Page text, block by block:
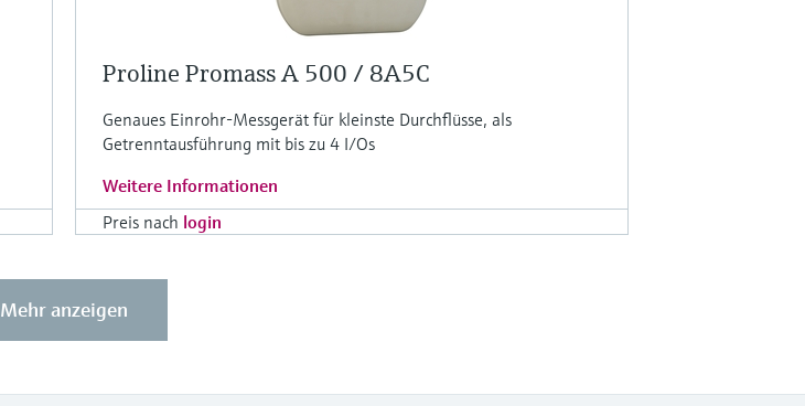
Proline Promass A 500 / 8A5C
Genaues Einrohr-Messgerät für kleinste Durchflüsse, als
Getrenntausführung mit bis zu 4 I/Os
Weitere Informationen
Preis nach login
Mehr anzeigen